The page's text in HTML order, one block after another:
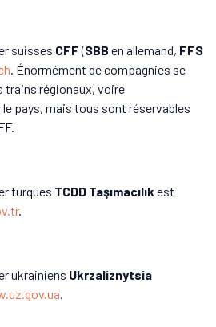
suisses CFF(SBB en allemand, FFS
. Énormément de compagnies se
trains régionaux, voire
pays, mais tous sont réservables
turques TCDD Taşımacılık est
.
ukrainiens Ukrzaliznytsia
.